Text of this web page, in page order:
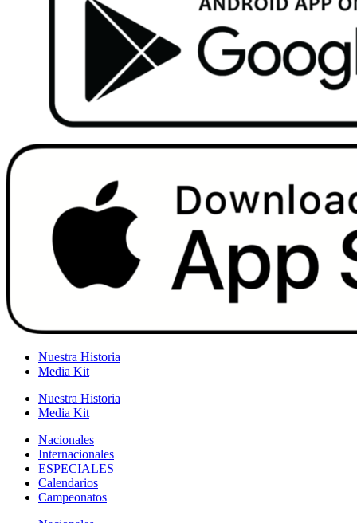
Nuestra Historia
Media Kit
Nuestra Historia
Media Kit
Nacionales
Internacionales
ESPECIALES
Calendarios
Campeonatos